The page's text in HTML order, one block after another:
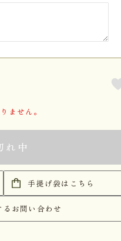
ません。
れ中
手提げ袋はこちら
るお問い合わせ